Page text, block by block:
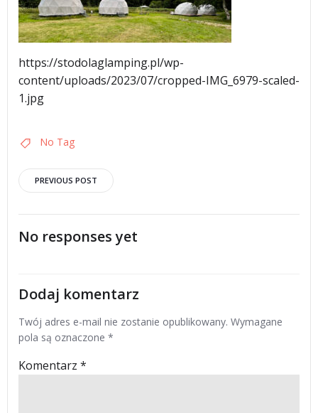
https://stodolaglamping.pl/wp-
content/uploads/2023/07/cropped-IMG_6979-scaled-
1.jpg
No Tag
Post
navigation
PREVIOUS POST
No responses yet
Dodaj komentarz
Twój adres e-mail nie zostanie opublikowany. Wymagane
pola są oznaczone *
Komentarz *